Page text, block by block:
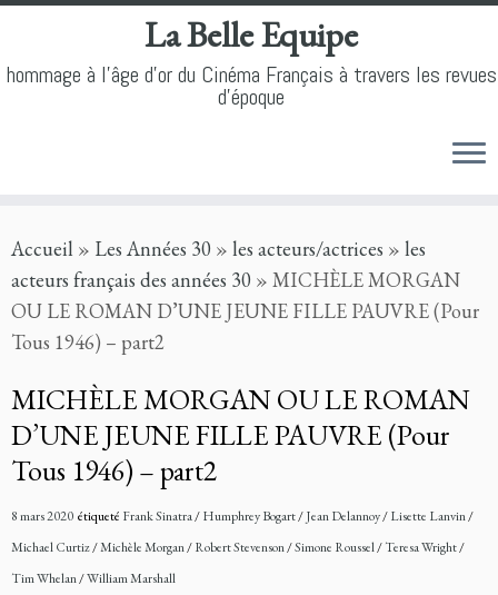
to
content
La Belle Equipe
hommage à l'âge d'or du Cinéma Français à travers les revues
d'époque
Accueil » Les Années 30 » les acteurs/actrices » les
acteurs français des années 30 » MICHÈLE MORGAN
OU LE ROMAN D’UNE JEUNE FILLE PAUVRE (Pour
Tous 1946) – part2
MICHÈLE MORGAN OU LE ROMAN
D’UNE JEUNE FILLE PAUVRE (Pour
Tous 1946) – part2
8 mars 2020 étiqueté Frank Sinatra/Humphrey Bogart/Jean Delannoy/Lisette Lanvin/
Michael Curtiz/Michèle Morgan/Robert Stevenson/Simone Roussel/Teresa Wright/
Tim Whelan/William Marshall